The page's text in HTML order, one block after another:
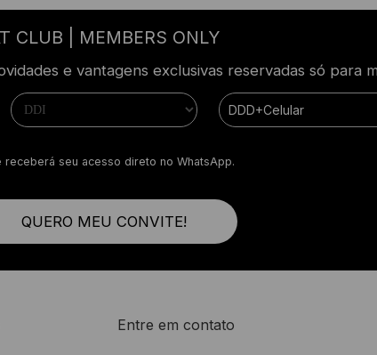
CLUB | MEMBERS ONLY
e vantagens exclusivas reservadas só para
QUERO MEU CONVITE!
receberá seu acesso direto no WhatsApp.
Entre em contato